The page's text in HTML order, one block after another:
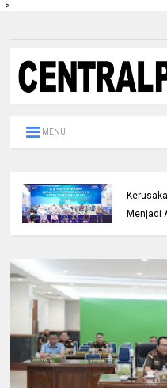
-->
MENU
Menjadi